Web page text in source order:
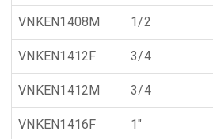
VNKEN1408M 1/2
VNKEN1412F 3/4
VNKEN1412M 3/4
VNKEN1416F 1"